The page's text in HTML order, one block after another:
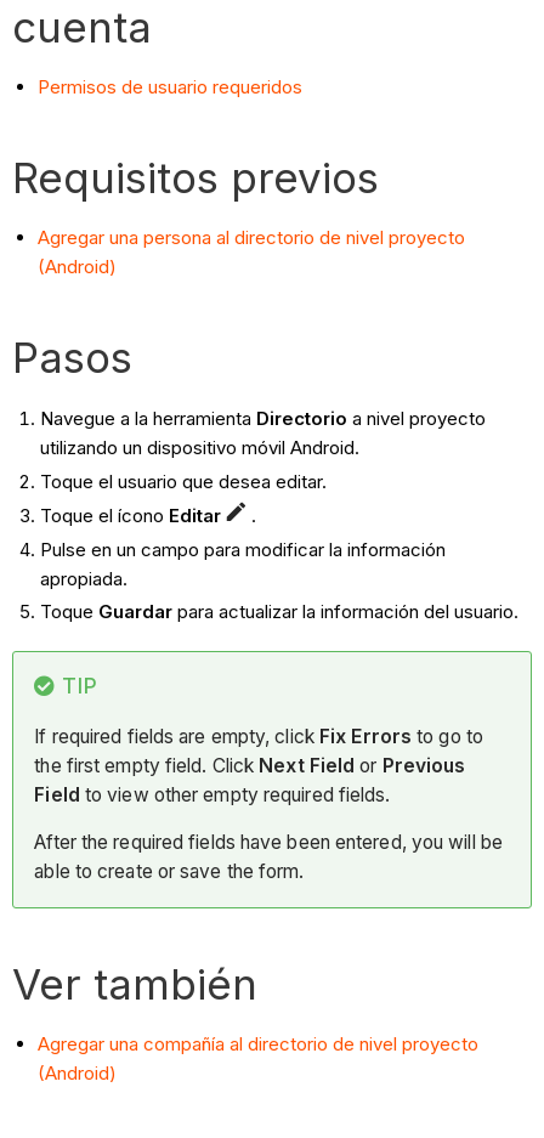
cuenta
Permisos de usuario requeridos
Requisitos previos
Agregar una persona al directorio de nivel proyecto
(Android)
Pasos
Navegue a la herramienta Directorio a nivel proyecto
utilizando un dispositivo móvil Android.
Toque el usuario que desea editar.
Toque el ícono Editar
.
Pulse en un campo para modificar la información
apropiada.
Toque Guardar para actualizar la información del usuario.
TIP
If required fields are empty, click Fix Errors to go to
the first empty field. Click Next Field or Previous
Field to view other empty required fields.
After the required fields have been entered, you will be
able to create or save the form.
Ver también
Agregar una compañía al directorio de nivel proyecto
(Android)